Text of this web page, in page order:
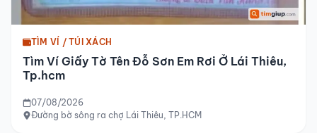
TÌM VÍ / TÚI XÁCH
Tìm Ví Giấy Tờ Tên Đỗ Sơn Em Rơi Ở Lái Thiêu,
Tp.hcm
07/08/2026
Đường bờ sông ra chợ Lái Thiêu, TP.HCM